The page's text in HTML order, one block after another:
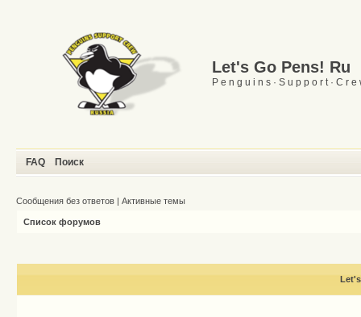
Let's Go Pens! Ru
P e n g u i n s · S u p p o r t · C r e
FAQ Поиск
Сообщения без ответов | Активные темы
Список форумов